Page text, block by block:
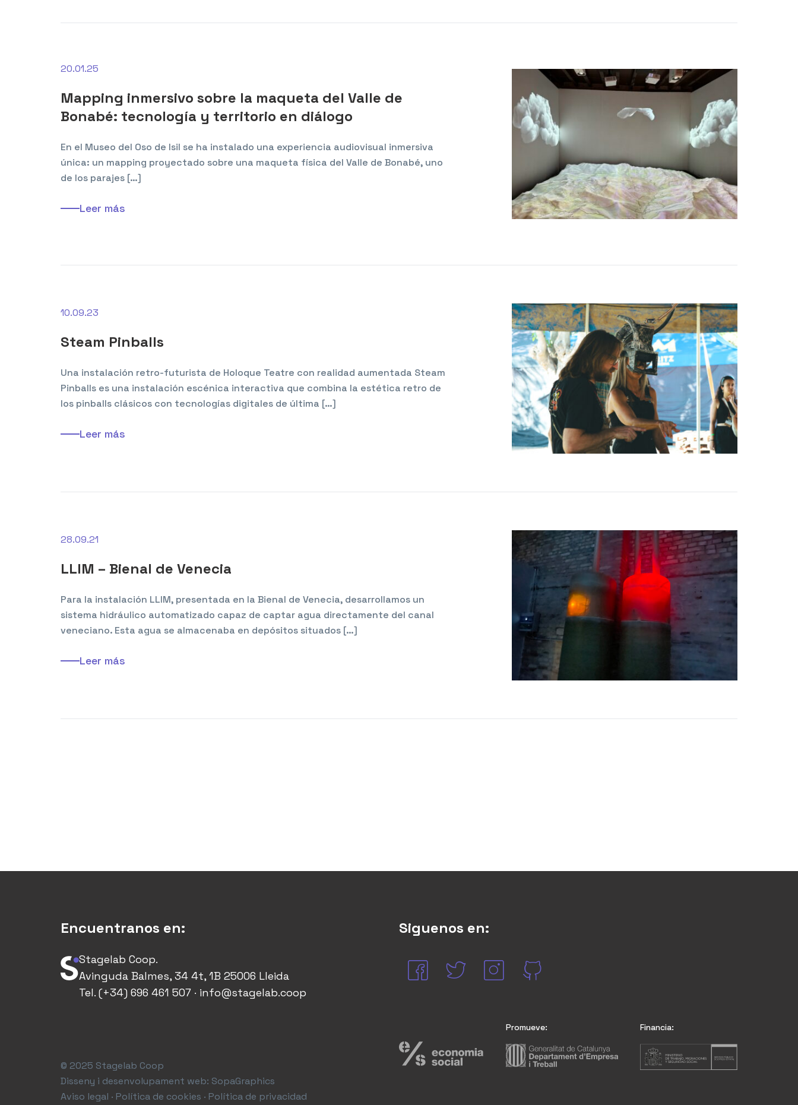
20.01.25
Mapping inmersivo sobre la maqueta del Valle de
Bonabé: tecnología y territorio en diálogo
En el Museo del Oso de Isil se ha instalado una experiencia audiovisual inmersiva
única: un mapping proyectado sobre una maqueta física del Valle de Bonabé, uno
de los parajes […]
Leer más
10.09.23
Steam Pinballs
Una instalación retro-futurista de Holoque Teatre con realidad aumentada Steam
Pinballs es una instalación escénica interactiva que combina la estética retro de
los pinballs clásicos con tecnologías digitales de última […]
Leer más
28.09.21
LLIM – Bienal de Venecia
Para la instalación LLIM, presentada en la Bienal de Venecia, desarrollamos un
sistema hidráulico automatizado capaz de captar agua directamente del canal
veneciano. Esta agua se almacenaba en depósitos situados […]
Leer más
Encuentranos en:
Stagelab Coop.
Avinguda Balmes, 34 4t, 1B 25006 Lleida
Tel. (+34) 696 461 507 · info@stagelab.coop
© 2025 Stagelab Coop
Disseny i desenvolupament web: SopaGraphics
Aviso legal · Política de cookies · Política de privacidad
Siguenos en:
Promueve: Financia: